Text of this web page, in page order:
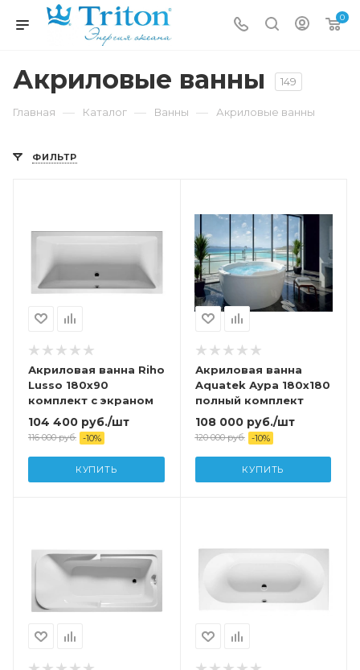
0
Акриловые ванны 149
Главная — Каталог — Ванны — Акриловые ванны
ФИЛЬТР
Акриловая ванна Riho
Lusso 180х90
комплект с экраном
104 400 руб./шт
116 000руб. -10%
КУПИТЬ
Акриловая ванна
Aquatek Аура 180х180
полный комплект
108 000руб./шт
120 000руб. -10%
КУПИТЬ